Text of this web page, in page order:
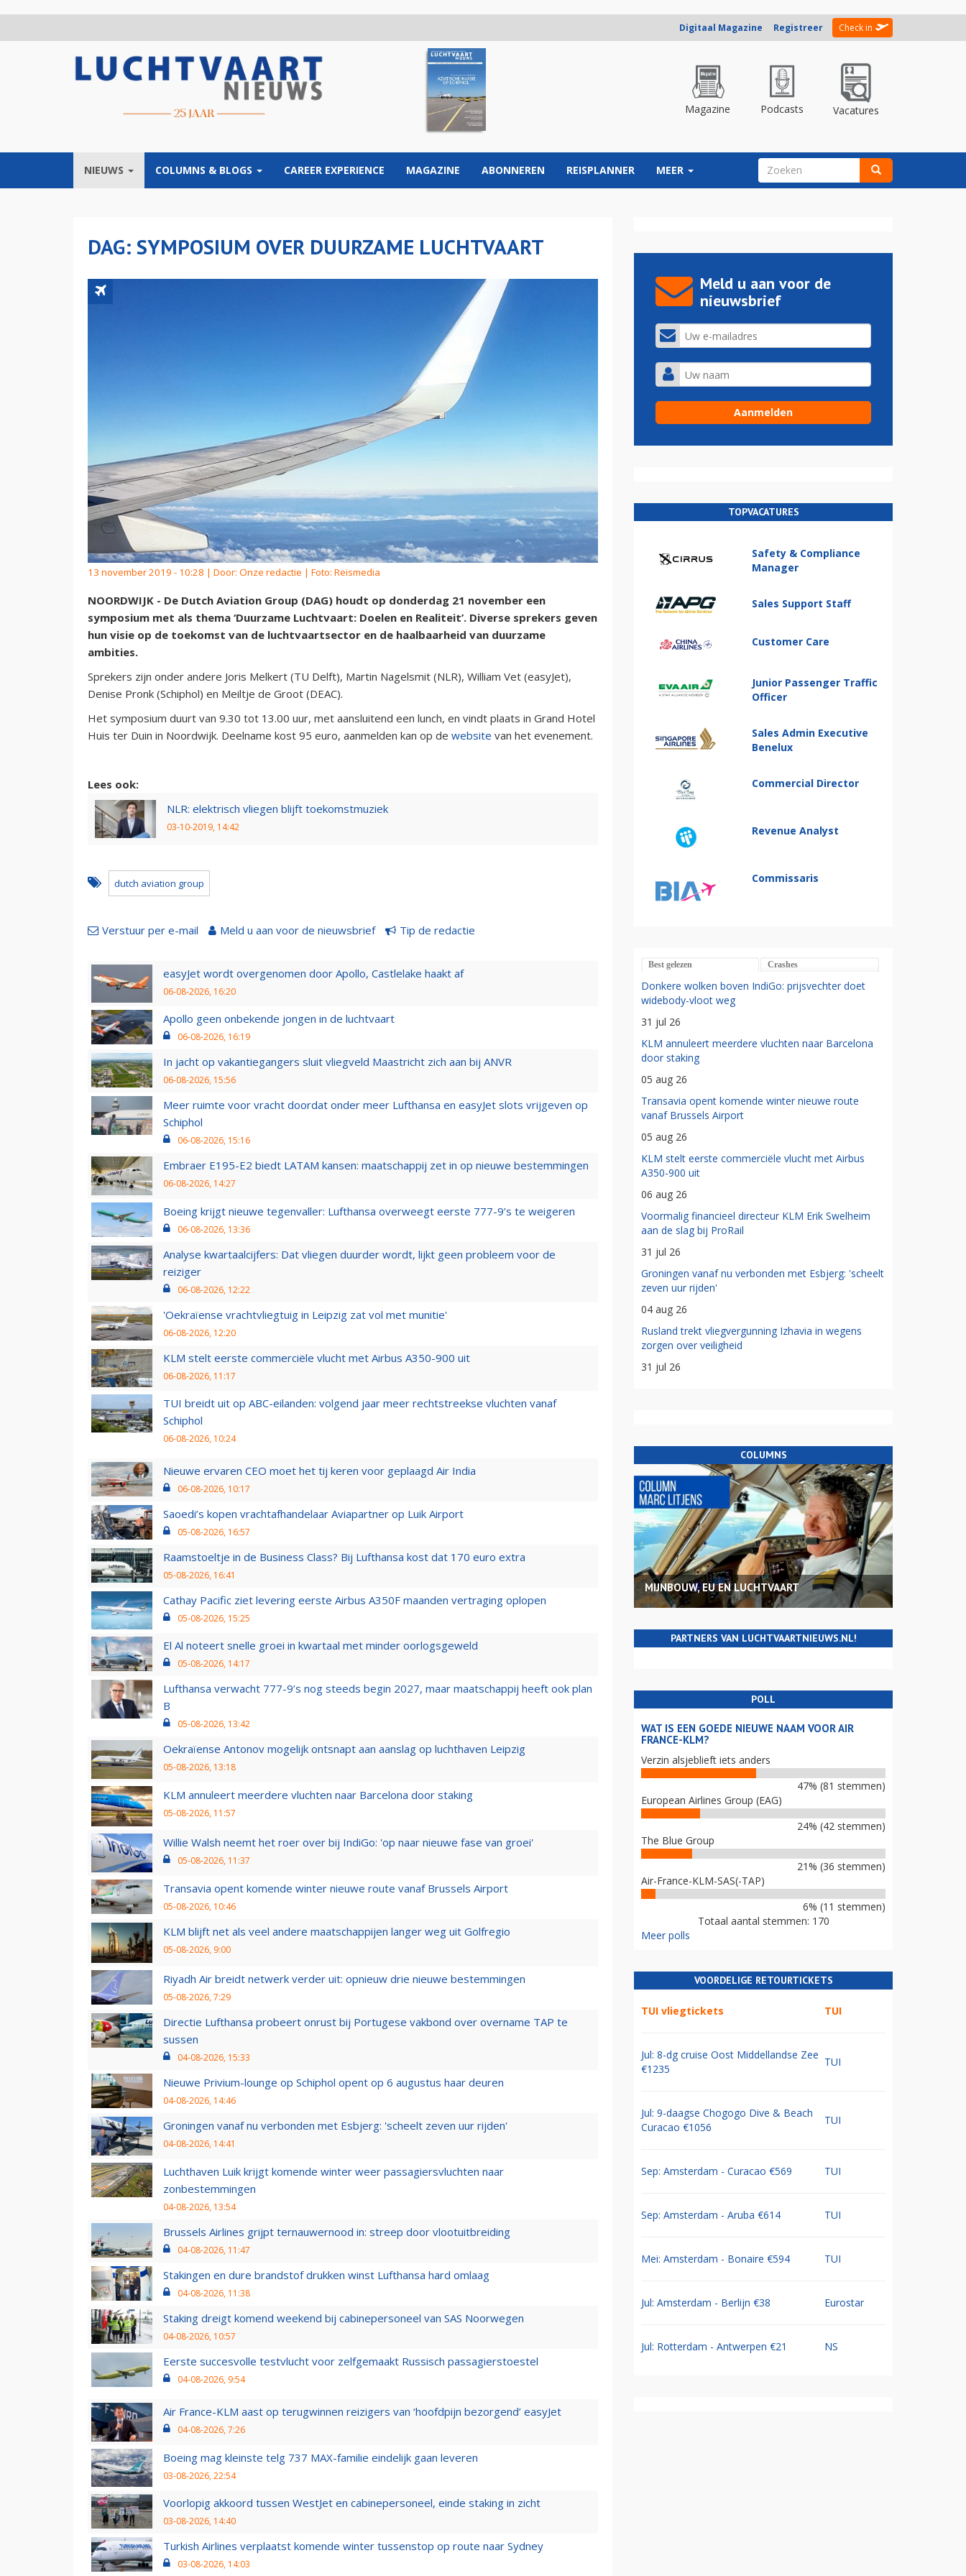
Digitaal Magazine Registreer Check in
Magazine Podcasts Vacatures
NIEUWS COLUMNS & BLOGS CAREER EXPERIENCE MAGAZINE ABONNEREN REISPLANNER MEER ZOEKVELD
DAG: SYMPOSIUM OVER DUURZAME LUCHTVAART
13 november 2019 - 10:28 | Door: Onze redactie | Foto: Reismedia
NOORDWIJK - De Dutch Aviation Group (DAG) houdt op donderdag 21 november een
symposium met als thema ‘Duurzame Luchtvaart: Doelen en Realiteit’. Diverse sprekers geven
hun visie op de toekomst van de luchtvaartsector en de haalbaarheid van duurzame
ambities.
Sprekers zijn onder andere Joris Melkert (TU Delft), Martin Nagelsmit (NLR), William Vet (easyJet),
Denise Pronk (Schiphol) en Meiltje de Groot (DEAC).
Het symposium duurt van 9.30 tot 13.00 uur, met aansluitend een lunch, en vindt plaats in Grand Hotel
Huis ter Duin in Noordwijk. Deelname kost 95 euro, aanmelden kan op de website van het evenement.
Lees ook:
NLR: elektrisch vliegen blijft toekomstmuziek
03-10-2019, 14:42
dutch aviation group
Verstuur per e-mail Meld u aan voor de nieuwsbrief Tip de redactie
easyJet wordt overgenomen door Apollo, Castlelake haakt af
06-08-2026, 16:20
Apollo geen onbekende jongen in de luchtvaart
06-08-2026, 16:19
In jacht op vakantiegangers sluit vliegveld Maastricht zich aan bij ANVR
06-08-2026, 15:56
Meer ruimte voor vracht doordat onder meer Lufthansa en easyJet slots vrijgeven op
Schiphol
06-08-2026, 15:16
Embraer E195-E2 biedt LATAM kansen: maatschappij zet in op nieuwe bestemmingen
06-08-2026, 14:27
Boeing krijgt nieuwe tegenvaller: Lufthansa overweegt eerste 777-9’s te weigeren
06-08-2026, 13:36
Analyse kwartaalcijfers: Dat vliegen duurder wordt, lijkt geen probleem voor de
reiziger
06-08-2026, 12:22
'Oekraïense vrachtvliegtuig in Leipzig zat vol met munitie'
06-08-2026, 12:20
KLM stelt eerste commerciële vlucht met Airbus A350-900 uit
06-08-2026, 11:17
TUI breidt uit op ABC-eilanden: volgend jaar meer rechtstreekse vluchten vanaf
Schiphol
06-08-2026, 10:24
Nieuwe ervaren CEO moet het tij keren voor geplaagd Air India
06-08-2026, 10:17
Saoedi’s kopen vrachtafhandelaar Aviapartner op Luik Airport
05-08-2026, 16:57
Raamstoeltje in de Business Class? Bij Lufthansa kost dat 170 euro extra
05-08-2026, 16:41
Cathay Pacific ziet levering eerste Airbus A350F maanden vertraging oplopen
05-08-2026, 15:25
El Al noteert snelle groei in kwartaal met minder oorlogsgeweld
05-08-2026, 14:17
Lufthansa verwacht 777-9’s nog steeds begin 2027, maar maatschappij heeft ook plan
B
05-08-2026, 13:42
Oekraïense Antonov mogelijk ontsnapt aan aanslag op luchthaven Leipzig
05-08-2026, 13:18
KLM annuleert meerdere vluchten naar Barcelona door staking
05-08-2026, 11:57
Willie Walsh neemt het roer over bij IndiGo: 'op naar nieuwe fase van groei'
05-08-2026, 11:37
Transavia opent komende winter nieuwe route vanaf Brussels Airport
05-08-2026, 10:46
KLM blijft net als veel andere maatschappijen langer weg uit Golfregio
05-08-2026, 9:00
Riyadh Air breidt netwerk verder uit: opnieuw drie nieuwe bestemmingen
05-08-2026, 7:29
Directie Lufthansa probeert onrust bij Portugese vakbond over overname TAP te
sussen
04-08-2026, 15:33
Nieuwe Privium-lounge op Schiphol opent op 6 augustus haar deuren
04-08-2026, 14:46
Groningen vanaf nu verbonden met Esbjerg: 'scheelt zeven uur rijden'
04-08-2026, 14:41
Luchthaven Luik krijgt komende winter weer passagiersvluchten naar
zonbestemmingen
04-08-2026, 13:54
Brussels Airlines grijpt ternauwernood in: streep door vlootuitbreiding
04-08-2026, 11:47
Stakingen en dure brandstof drukken winst Lufthansa hard omlaag
04-08-2026, 11:38
Staking dreigt komend weekend bij cabinepersoneel van SAS Noorwegen
04-08-2026, 10:57
Eerste succesvolle testvlucht voor zelfgemaakt Russisch passagierstoestel
04-08-2026, 9:54
Air France-KLM aast op terugwinnen reizigers van ‘hoofdpijn bezorgend’ easyJet
04-08-2026, 7:26
Boeing mag kleinste telg 737 MAX-familie eindelijk gaan leveren
03-08-2026, 22:54
Voorlopig akkoord tussen WestJet en cabinepersoneel, einde staking in zicht
03-08-2026, 14:40
Turkish Airlines verplaatst komende winter tussenstop op route naar Sydney
03-08-2026, 14:03
Meld u aan voor de
nieuwsbrief
TOPVACATURES
Safety & Compliance
Manager
Sales Support Staff
Customer Care
Junior Passenger Traffic
Officer
Sales Admin Executive
Benelux
Commercial Director
Revenue Analyst
Commissaris
Best gelezen Crashes
Donkere wolken boven IndiGo: prijsvechter doet
widebody-vloot weg
31 jul 26
KLM annuleert meerdere vluchten naar Barcelona
door staking
05 aug 26
Transavia opent komende winter nieuwe route
vanaf Brussels Airport
05 aug 26
KLM stelt eerste commerciële vlucht met Airbus
A350-900 uit
06 aug 26
Voormalig financieel directeur KLM Erik Swelheim
aan de slag bij ProRail
31 jul 26
Groningen vanaf nu verbonden met Esbjerg: 'scheelt
zeven uur rijden'
04 aug 26
Rusland trekt vliegvergunning Izhavia in wegens
zorgen over veiligheid
31 jul 26
COLUMNS
MIJNBOUW, EU EN LUCHTVAART
PARTNERS VAN LUCHTVAARTNIEUWS.NL!
POLL
WAT IS EEN GOEDE NIEUWE NAAM VOOR AIR
FRANCE-KLM?
Verzin alsjeblieft iets anders
47% (81 stemmen)
European Airlines Group (EAG)
24% (42 stemmen)
The Blue Group
21% (36 stemmen)
Air-France-KLM-SAS(-TAP)
6% (11 stemmen)
Totaal aantal stemmen: 170
Meer polls
VOORDELIGE RETOURTICKETS
TUI vliegtickets TUI
Jul: 8-dg cruise Oost Middellandse Zee
€1235
TUI
Jul: 9-daagse Chogogo Dive & Beach
Curacao €1056
TUI
Sep: Amsterdam - Curacao €569 TUI
Sep: Amsterdam - Aruba €614 TUI
Mei: Amsterdam - Bonaire €594 TUI
Jul: Amsterdam - Berlijn €38 Eurostar
Jul: Rotterdam - Antwerpen €21 NS